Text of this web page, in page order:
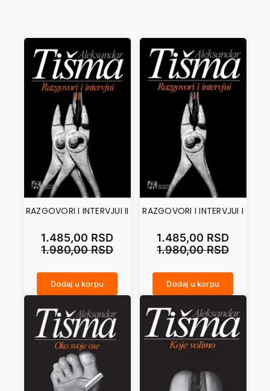
RAZGOVORI I INTERVJUI II
1.980,00RSD
1.485,00 RSD
Dodaj u korpu
RAZGOVORI I INTERVJUI I
1.980,00RSD
1.485,00 RSD
Dodaj u korpu